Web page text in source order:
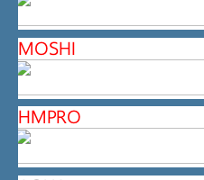
MOSHI
HMPRO